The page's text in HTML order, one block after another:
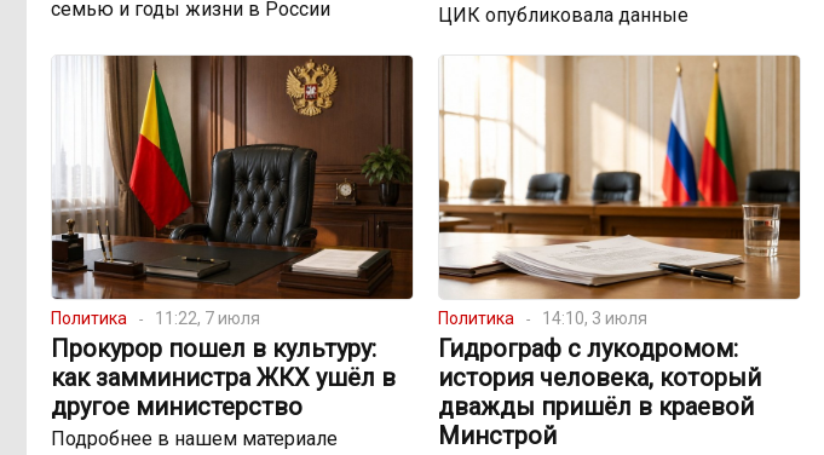
семью и годы жизни в России
ЦИК опубликовала данные
Политика 11:22, 7 июля
Прокурор пошел в культуру:
как замминистра ЖКХ ушёл в
другое министерство
Подробнее в нашем материале
Политика 14:10, 3 июля
Гидрограф с лукодромом:
история человека, который
дважды пришёл в краевой
Минстрой